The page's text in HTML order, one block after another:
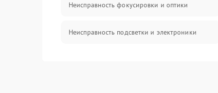
Неисправность фокусировки и оптики
Неисправность подсветки и электроники